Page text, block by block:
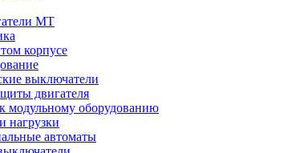
МТ
корпусе
выключатели
двигателя
модульному оборудованию
нагрузки
автоматы